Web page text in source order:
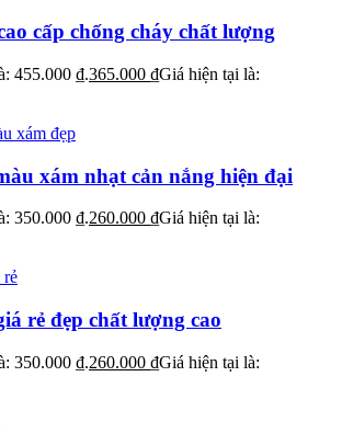
cấp chống cháy chất lượng
455.000 ₫.365.000 ₫Giá hiện tại là:
xám nhạt cản nắng hiện đại
350.000 ₫.260.000 ₫Giá hiện tại là:
rẻ đẹp chất lượng cao
350.000 ₫.260.000 ₫Giá hiện tại là: